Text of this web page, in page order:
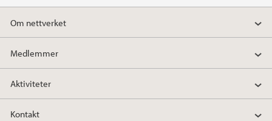
w
t
e
i
k
d
n
a
c
e
o
k
Om nettverket
Medlemmer
Aktiviteter
Kontakt